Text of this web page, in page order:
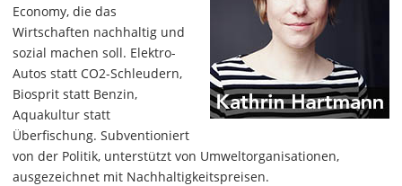
Economy, die das
Wirtschaften nachhaltig und
sozial machen soll. Elektro-
Autos statt CO2-Schleudern,
Biosprit statt Benzin,
Aquakultur statt
Überfischung. Subventioniert
von der Politik, unterstützt von Umweltorganisationen,
ausgezeichnet mit Nachhaltigkeitspreisen.